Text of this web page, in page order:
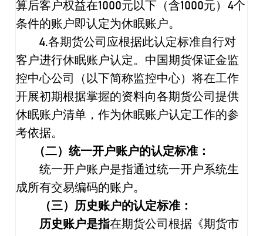
算后客户权益在1000元以下（含1000元） 4个
条件的账户即认定为休眠账户。
4.各期货公司应根据此认定标准自行对
客户进行休眠账户认定。中国期货保证金监
控中心公司（以下简称监控中心）将在工作
开展初期根据掌握的资料向各期货公司提供
休眠账户清单，作为休眠账户认定工作的参
考依据。
（二）统一开户账户的认定标准：
统一开户账户是指通过统一开户系统生
成所有交易编码的账户。
（三）历史账户的认定标准：
历史账户是指在期货公司根据《期货市